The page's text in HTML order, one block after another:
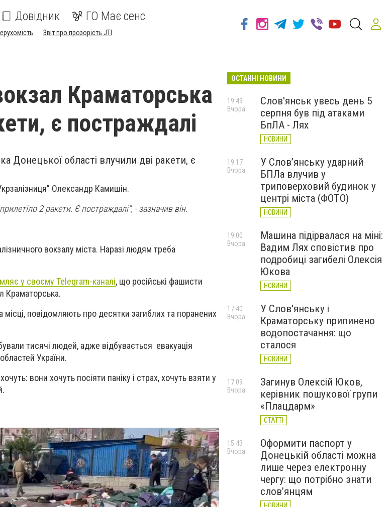
Довідник ГО Має сенс
Звіт про прозорість JTI
Краматорська
є постраждалі
Донецької області влучили дві ракети, є
Олександр Камишін.
2 ракети. Є постраждалі", - зазначив він.
вокзалу міста. Наразі людям треба
у своєму Telegram-каналі, що російські фашисти
Краматорська.
повідомляють про десятки загиблих та поранених
тисячі людей, адже відбувається евакуація
України.
вони хочуть посіяти паніку і страх, хочуть взяти у
ОСТАННІ НОВИНИ
Слов'янськ увесь день 5
серпня був під атаками
БпЛА - Лях
НОВИНИ
19:49
Вчора
У Слов’янську ударний
БПЛа влучив у
триповерховий будинок у
центрі міста (ФОТО)
НОВИНИ
19:17
Вчора
Машина підірвалася на міні:
Вадим Лях сповістив про
подробиці загибелі Олексія
Юкова
НОВИНИ
19:00
Вчора
У Слов'янську і
Краматорську припинено
водопостачання: що
сталося
НОВИНИ
17:40
Вчора
Загинув Олексій Юков,
керівник пошукової групи
«Плацдарм»
СТАТТІ
17:09
Вчора
Оформити паспорт у
Донецькій області можна
лише через електронну
чергу: що потрібно знати
слов’янцям
15:43
Вчора